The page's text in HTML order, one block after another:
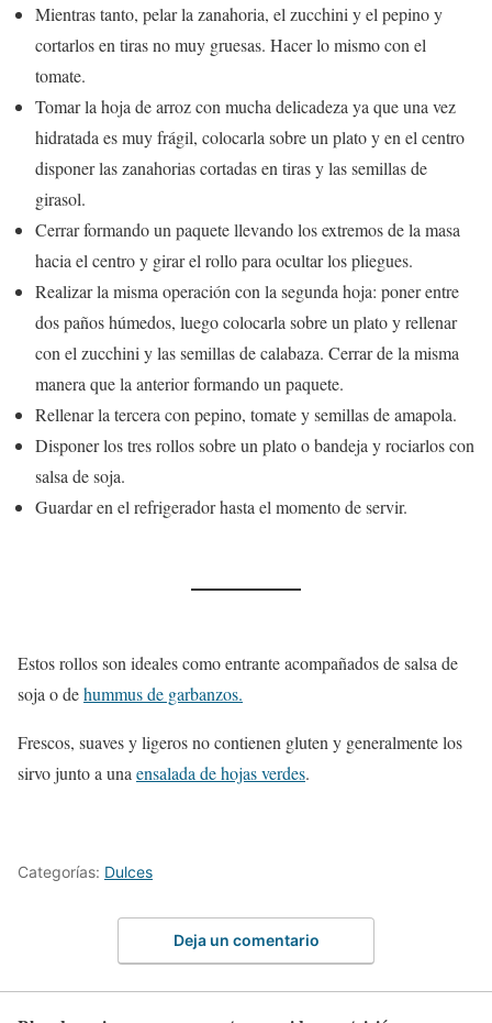
Mientras tanto, pelar la zanahoria, el zucchini y el pepino y
cortarlos en tiras no muy gruesas. Hacer lo mismo con el
tomate.
Tomar la hoja de arroz con mucha delicadeza ya que una vez
hidratada es muy frágil, colocarla sobre un plato y en el centro
disponer las zanahorias cortadas en tiras y las semillas de
girasol.
Cerrar formando un paquete llevando los extremos de la masa
hacia el centro y girar el rollo para ocultar los pliegues.
Realizar la misma operación con la segunda hoja: poner entre
dos paños húmedos, luego colocarla sobre un plato y rellenar
con el zucchini y las semillas de calabaza. Cerrar de la misma
manera que la anterior formando un paquete.
Rellenar la tercera con pepino, tomate y semillas de amapola.
Disponer los tres rollos sobre un plato o bandeja y rociarlos con
salsa de soja.
Guardar en el refrigerador hasta el momento de servir.
Estos rollos son ideales como entrante acompañados de salsa de
soja o dehummus de garbanzos.
Frescos, suaves y ligeros no contienen gluten y generalmente los
sirvo junto a una ensalada de hojas verdes.
Categorías: Dulces
Deja un comentario